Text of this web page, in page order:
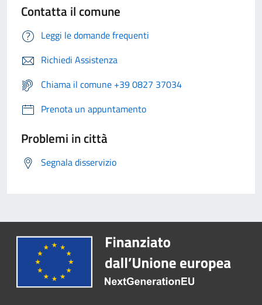
Contatta il comune
Leggi le domande frequenti
Richiedi Assistenza
Chiama il comune +39 0827 37034
Prenota un appuntamento
Problemi in città
Segnala disservizio